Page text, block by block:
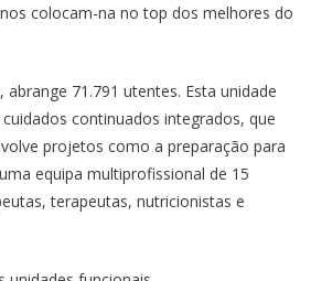
colocam-na no top dos melhores do
71.791 utentes. Esta unidade
continuados integrados, que
projetos como a preparação para
equipa multiprofissional de 15
terapeutas, nutricionistas e